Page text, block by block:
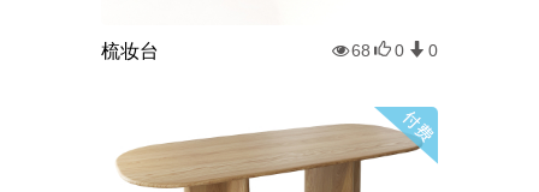
梳妆台 68 0 0